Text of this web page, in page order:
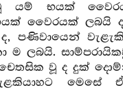
වූ යම් භයක්
වෛරයක් ලබයි
පණිවායෙන්
ලබයි.
වූ ද දුක්